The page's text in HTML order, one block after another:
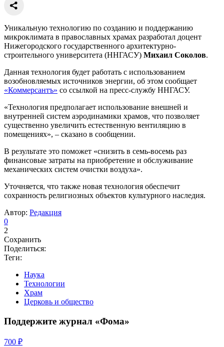
Уникальную технологию по созданию и поддержанию
микроклимата в православных храмах разработал доцент
Нижегородского государственного архитектурно-
строительного университета (ННГАСУ) Михаил Соколов.
Данная технология будет работать с использованием
возобновляемых источников энергии, об этом сообщает
«Коммерсантъ» со ссылкой на пресс-службу ННГАСУ.
«Технология предполагает использование внешней и
внутренней систем аэродинамики храмов, что позволяет
существенно увеличить естественную вентиляцию в
помещениях», – сказано в сообщении.
В результате это поможет «снизить в семь-восемь раз
финансовые затраты на приобретение и обслуживание
механических систем очистки воздуха».
Уточняется, что также новая технология обеспечит
сохранность религиозных объектов культурного наследия.
Автор: Редакция
0
2
Сохранить
Поделиться:
Теги:
Наука
Технологии
Храм
Церковь и общество
Поддержите журнал «Фома»
700 ₽